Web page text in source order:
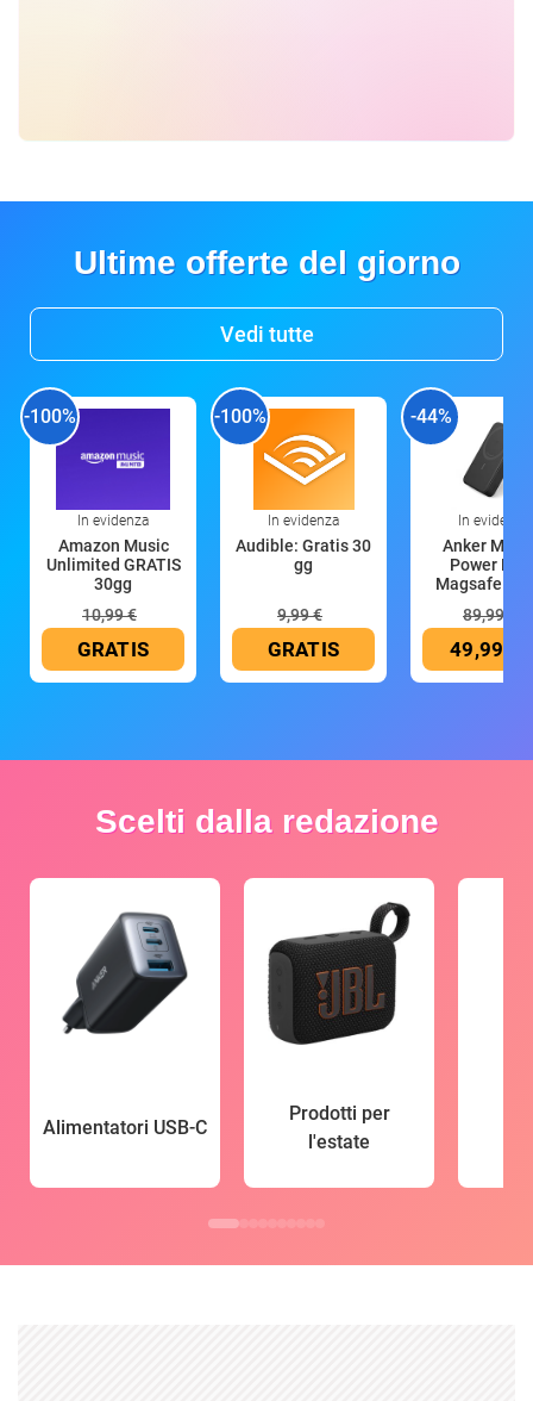
Ultime offerte del giorno
Vedi tutte
-100%
In evidenza
Amazon Music
Unlimited GRATIS
30gg
10,99 €
GRATIS
-100%
In evidenza
Audible: Gratis 30
gg
9,99 €
GRATIS
-44%
In evidenza
Anker
Power
Magsafe
89,99 €
49,99 €
Scelti dalla redazione
Alimentatori USB-C
Prodotti per
l'estate